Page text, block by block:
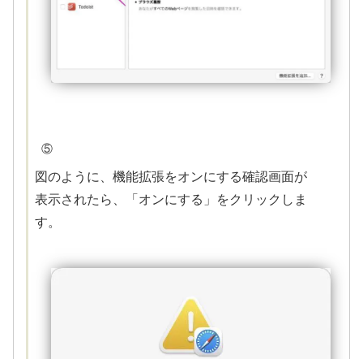
⑤
図のように、機能拡張をオンにする確認画面が
表示されたら、「オンにする」をクリックしま
す。